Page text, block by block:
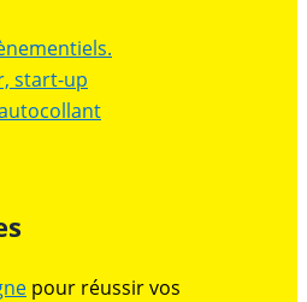
start-up
pour réussir vos